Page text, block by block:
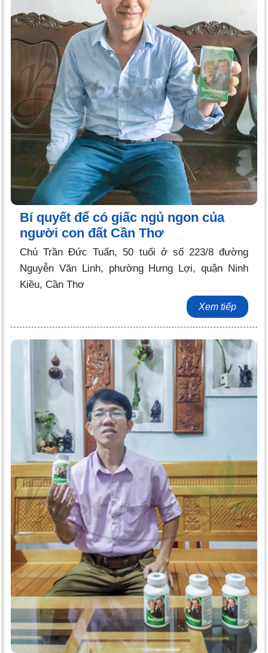
Bí quyết để có giấc ngủ ngon của
người con đất Cần Thơ
Chú Trần Đức Tuấn, 50 tuổi ở số 223/8 đường
Nguyễn Văn Linh, phường Hưng Lợi, quận Ninh
Kiều, Cần Thơ
Xem tiếp